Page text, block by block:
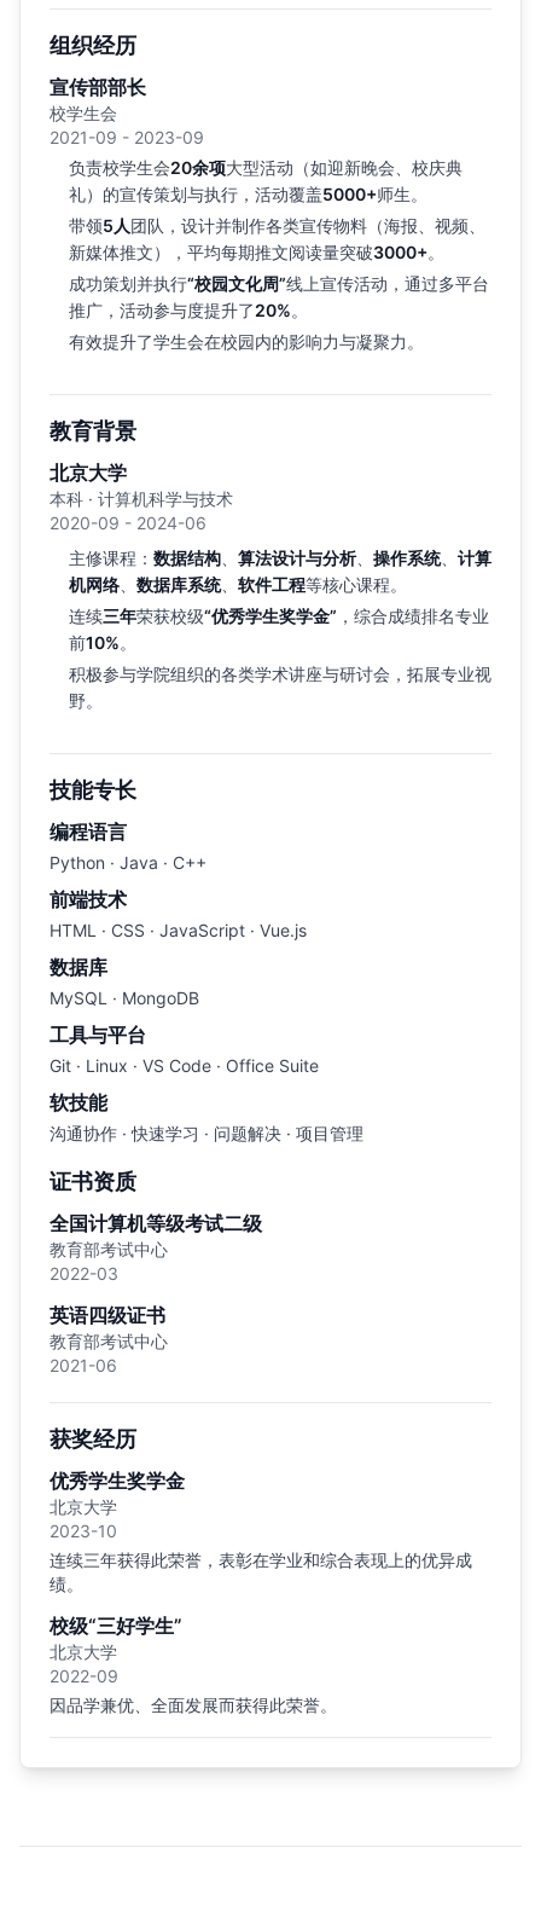
组织经历
宣传部部长
校学生会
2021-09 - 2023-09
负责校学生会20余项大型活动（如迎新晚会、校庆典
礼）的宣传策划与执行，活动覆盖5000+师生。
带领5人团队，设计并制作各类宣传物料（海报、视频、
新媒体推文），平均每期推文阅读量突破3000+。
成功策划并执行“校园文化周”线上宣传活动，通过多平台
推广，活动参与度提升了20%。
有效提升了学生会在校园内的影响力与凝聚力。
教育背景
北京大学
本科 · 计算机科学与技术
2020-09 - 2024-06
主修课程： 数据结构 算法设计与分析、 操作系统、 计算
机网络
数据库系统、 软件工程等核心课程。
连续三年荣获校级“优秀学生奖学金” ，综合成绩排名专业
前10%。
积极参与学院组织的各类学术讲座与研讨会，拓展专业视
野。
技能专长
编程语言
Python · Java · C++
前端技术
HTML · CSS · JavaScript · Vue.js
数据库
MySQL · MongoDB
工具与平台
Git · Linux · VS Code · Office Suite
软技能
沟通协作 · 快速学习 · 问题解决 · 项目管理
证书资质
全国计算机等级考试二级
教育部考试中心
2022-03
英语四级证书
教育部考试中心
2021-06
获奖经历
优秀学生奖学金
北京大学
2023-10
连续三年获得此荣誉，表彰在学业和综合表现上的优异成
绩。
校级“三好学生”
北京大学
2022-09
因品学兼优、全面发展而获得此荣誉。